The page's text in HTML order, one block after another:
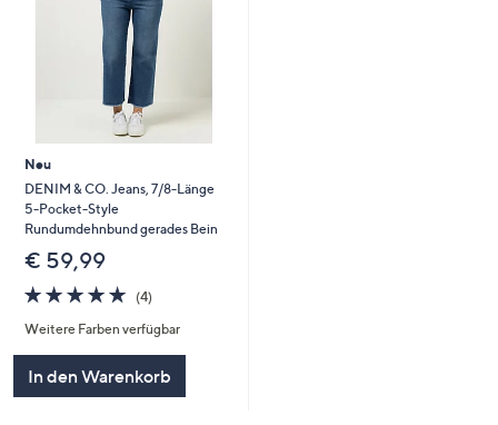
diese
anzuzeigen.
Neu
DENIM & CO. Jeans, 7/8-Länge
5-Pocket-Style
Rundumdehnbund gerades Bein
€ 59,99
4.8
von
5
(4)4
Weitere Farben verfügbar
In den Warenkorb